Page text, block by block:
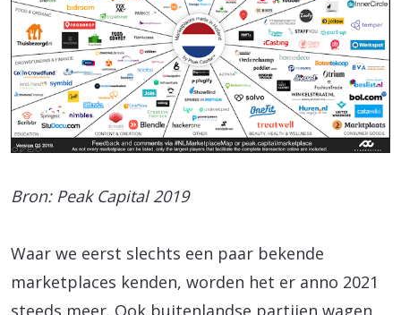
Bron: Peak Capital 2019
Waar we eerst slechts een paar bekende
marketplaces kenden, worden het er anno 2021
steeds meer. Ook buitenlandse partijen wagen